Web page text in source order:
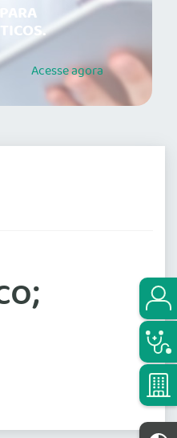
Acesseagora